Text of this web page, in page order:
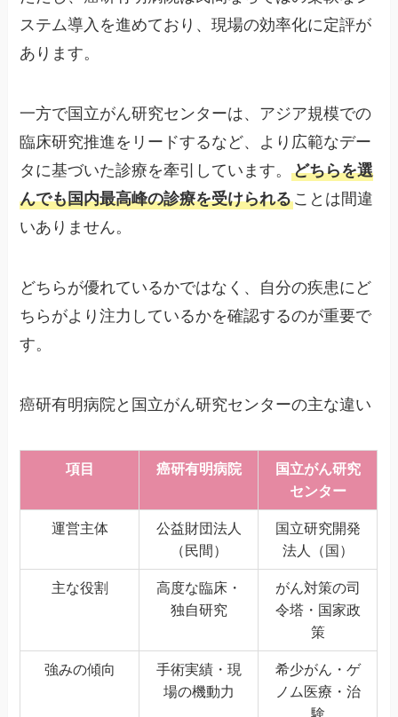
ステム導入を進めており、現場の効率化に定評が
あります。
一方で国立がん研究センターは、アジア規模での
臨床研究推進をリードするなど、より広範なデー
タに基づいた診療を牽引しています。どちらを選
んでも国内最高峰の診療を受けられることは間違
いありません。
どちらが優れているかではなく、自分の疾患にど
ちらがより注力しているかを確認するのが重要で
す。
癌研有明病院と国立がん研究センターの主な違い
項目 癌研有明病院
国立がん研究
センター
運営主体
公益財団法人
（民間）
国立研究開発
法人（国）
主な役割
高度な臨床・
独自研究
がん対策の司
令塔・国家政
策
強みの傾向
手術実績・現
場の機動力
希少がん・ゲ
ノム医療・治